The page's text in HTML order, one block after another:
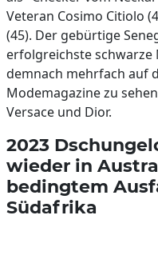
Veteran Cosimo Citiolo
(45). Der gebürtige
erfolgreichste
demnach mehrfach auf
Modemagazine zu
Versace und Dior.
2023
wieder in
bedingtem
Südafrika